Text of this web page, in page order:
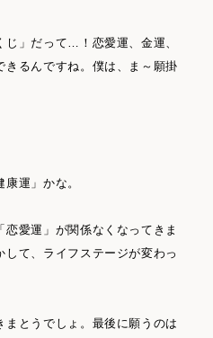
じ」だって…！恋愛運、金運、
きるんですね。僕は、ま～願掛
運」かな。
愛運」が関係なくなってきま
て、ライフステージが変わっ
まとうでしょ。最後に願うのは